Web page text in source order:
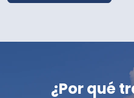
¿Porqué